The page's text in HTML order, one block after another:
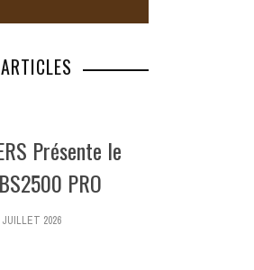
Présente le
PRO
JUILLET 2026